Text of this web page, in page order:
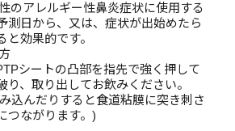
のアレルギー性鼻炎症状に使用する
測日から、又は、症状が出始めたら
効果的です。
シートの凸部を指先で強く押して
り、取り出してお飲みください。
込んだりすると食道粘膜に突き刺さ
つながります。)